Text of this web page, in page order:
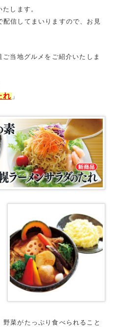
します。
信してまいりますので、お見
当地グルメをご紹介いたしま
れ 」
菜がたっぷり食べられること